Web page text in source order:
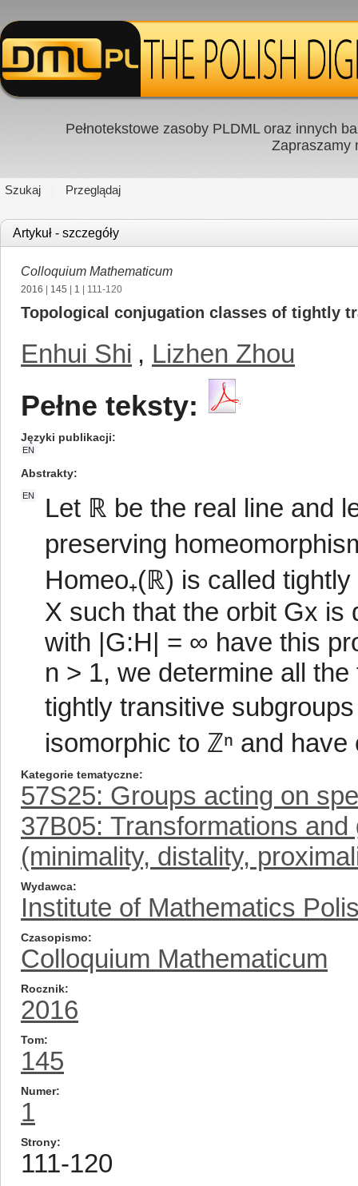
Pełnotekstowe zasoby PLDML oraz innych
Zapraszamy
Szukaj Przeglądaj
Artykuł - szczegóły
Colloquium Mathematicum
2016 145 1 | 111-120
Topological conjugation classes of tightly
Enhui Shi , Lizhen Zhou
Pełne teksty:
Języki publikacji
EN
Abstrakty
EN
Let ℝ be the real line and
preserving
Homeo₊(ℝ) is called
X such that the orbit Gx is
with |G:H| = ∞ have this
n > 1, we determine all
tightly transitive
isomorphic to ℤⁿ and
Kategorie tematyczne
57S25: Groups acting on
37B05: Transformations
(minimality, distality,
Wydawca
Institute of Mathematics
Czasopismo
Colloquium Mathematicum
Rocznik
2016
Tom
145
Numer
1
Strony
111-120